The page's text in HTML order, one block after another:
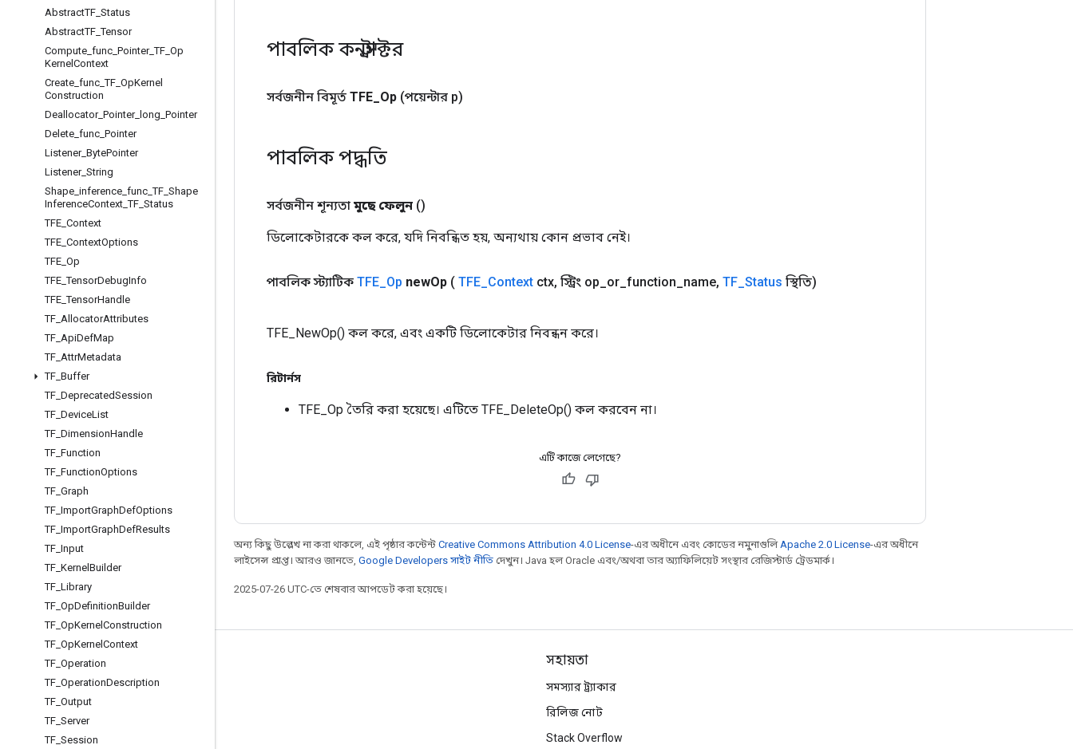
AbstractTF Status
AbstractTF _Tensor
Compute func Pointer_TF Op
Kernel Context
Create func _TF OpKernel
Construction
Deallocator_ Pointer_ long Pointer
Delete func Pointer
Listener_ BytePointer
Listener_ String
Shape inference func _TF Shape
InferenceContext _TF Status
TFE Context
TFE ContextOptions
TFE Op
TFE _TensorDebugInfo
TFE _TensorHandle
TF AllocatorAttributes
TF ApiDefMap
TF AttrMetadata
TF Buffer
TF DeprecatedSession
TF DeviceList
TF DimensionHandle
TF Function
TF FunctionOptions
TF Graph
TF ImportGraphDefOptions
TF ImportGraphDefResults
TF Input
TF Kernel Builder
TF Library
TF OpDefinitionBuilder
TF OpKernel Construction
TF OpKernel Context
TF Operation
TF OperationDescription
TF Output
TF Server
TF Session
পাবলিক কনস্ট্রাক্টর
সর্বজনীন বিমূর্ত TFE Op (পয়েন্টার p)
পাবলিক পদ্ধতি
সর্বজনীন শূন্যতা মুছে ফেলুন ()
ডিলোকেটারকে কল করে, যদি নিবন্ধিত হয়, অন্যথায় কোন প্রভাব নেই।
পাবলিক স্ট্যাটিক TFE Op newOp ( TFE Context ctx, স্ট্রিং op or function name, TF Status স্থিতি)
TFE_NewOp() কল করে, এবং একটি ডিলোকেটার নিবন্ধন করে।
রিটার্নস
TFE_Op তৈরি করা হয়েছে। এটিতে TFE_DeleteOp() কল করবেন না।
এটি কাজে লেগেছে?
অন্য কিছু উল্লেখ না করা থাকলে, এই পৃষ্ঠার কন্টেন্ট Creative Commons Attribution 4.0 License-এর অধীনে এবং কোডের নমুনাগুলি Apache 2.0 License-এর অধীনে
লাইসেন্স প্রাপ্ত। আরও জানতে, Google Developers সাইট নীতি দেখুন। Java হল Oracle এবং/অথবা তার অ্যাফিলিয়েট সংস্থার রেজিস্টার্ড ট্রেডমার্ক।
2025-07-26 UTC-তে শেষবার আপডেট করা হয়েছে।
সবসময় যুক্ত থাকুন
GitHub
সহায়তা
সমস্যার ট্র্যাকার
রিলিজ নোট
Stack Overflow